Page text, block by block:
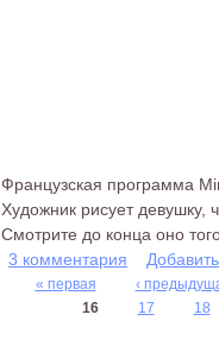
Французская программа
Художник рисует девушку,
Смотрите до конца оно
3 комментария
Страницы
« первая
‹
16
17 18